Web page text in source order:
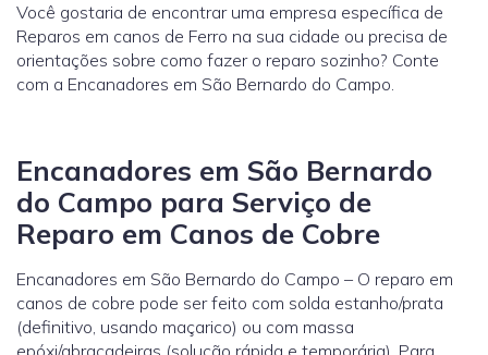
Você gostaria de encontrar uma empresa específica de
Reparos em canos de Ferro na sua cidade ou precisa de
orientações sobre como fazer o reparo sozinho? Conte
com a Encanadores em São Bernardo do Campo.
Encanadores em São Bernardo
do Campo para Serviço de
Reparo em Canos de Cobre
Encanadores em São Bernardo do Campo – O reparo em
canos de cobre pode ser feito com solda estanho/prata
(definitivo, usando maçarico) ou com massa